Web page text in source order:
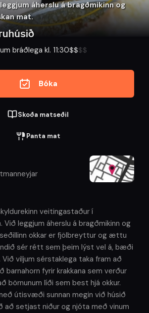
áherslu á bragðmikinn og
mat.
bráðlega kl. 11:30$$$$
Skoða matseðil
Panta mat
veitingastaður í
Við leggjum áherslu á bragðmikinn og
okkar er fjölbreyttur og ættu
sér rétt sem þeim lýst vel á, bæði
Við viljum sérstaklega taka fram að
barnahorn fyrir krakkana sem verður
börnunum líði sem best hjá okkur.
útisvæði sunnan megin við húsið
að setjast niður og njóta með vinum
Bóka